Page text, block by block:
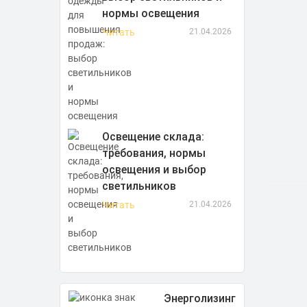
нормы освещения
Читать 21.04.2026
Освещение склада:
требования, нормы
освещения и выбор
светильников
Читать 21.04.2026
Энерголизинг